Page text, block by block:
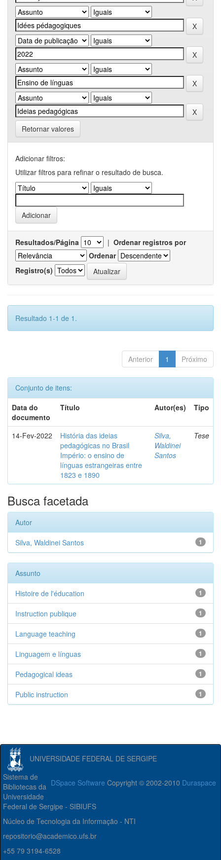
Retornar valores
Adicionar filtros:
Utilizar filtros para refinar o resultado de busca.
Resultados/Página | Ordenar registros por
Ordenar
Registro(s)
Resultado 1-1 de 1.
Anterior 1 Próximo
Conjunto de itens:
Data do
documento
Título Autor(es) Tipo
14-Fev-2022
História das ideias
pedagógicas no Brasil
Império: o ensino de
línguas estrangeiras entre
1823 e 1890
Silva,
Waldinei
Santos
Tese
Busca facetada
Autor
1
Silva, Waldinei Santos
Assunto
1
Histoire de l'éducation
1
Instruction publique
1
Language teaching
1
Linguagem e línguas
1
Pedagogical ideas
1
Public instruction
UNIVERSIDADE FEDERAL DE SERGIPE
DSpace Software Copyright © 2002-2010 Duraspace
Sistema de
Bibliotecas da
Universidade
Federal de Sergipe - SIBIUFS
Núcleo de Tecnologia da Informação - NTI
repositorio@academico.ufs.br
+55 79 3194-6528